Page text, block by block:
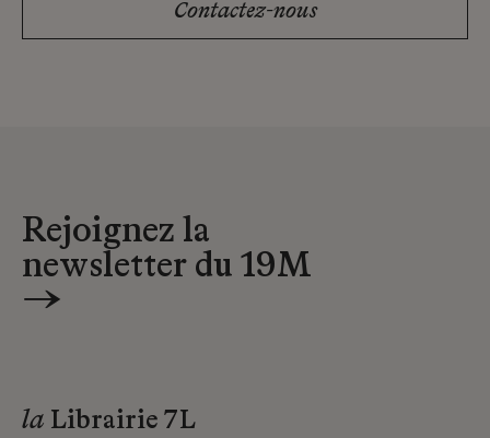
Contactez-nous
Rejoignez la
newsletter du 19M
→
la Librairie 7L